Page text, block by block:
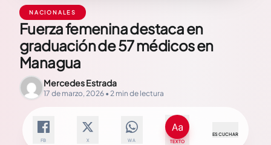
NACIONALES
Fuerza femenina destaca en
graduación de 57 médicos en
Managua
Mercedes Estrada
17 de marzo, 2026 • 2 min de lectura
FB X WA TEXTO
ESCUCHAR